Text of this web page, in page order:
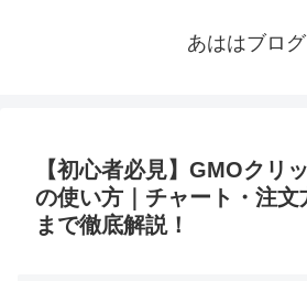
あははブログ
【初心者必見】GMOクリ
の使い方｜チャート・注文
まで徹底解説！